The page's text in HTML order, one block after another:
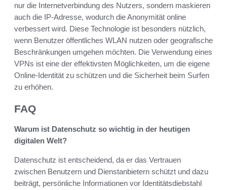
nur die Internetverbindung des Nutzers, sondern maskieren
auch die IP-Adresse, wodurch die Anonymität online
verbessert wird. Diese Technologie ist besonders nützlich,
wenn Benutzer öffentliches WLAN nutzen oder geografische
Beschränkungen umgehen möchten. Die Verwendung eines
VPNs ist eine der effektivsten Möglichkeiten, um die eigene
Online-Identität zu schützen und die Sicherheit beim Surfen
zu erhöhen.
FAQ
Warum ist Datenschutz so wichtig in der heutigen
digitalen Welt?
Datenschutz ist entscheidend, da er das Vertrauen
zwischen Benutzern und Dienstanbietern schützt und dazu
beiträgt, persönliche Informationen vor Identitätsdiebstahl